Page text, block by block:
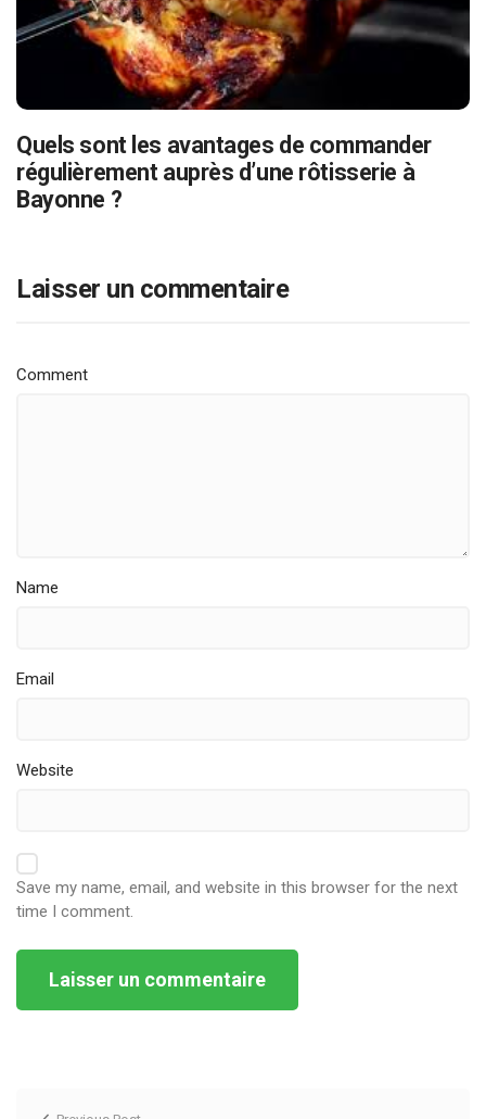
Quels sont les avantages de commander
régulièrement auprès d’une rôtisserie à
Bayonne ?
Laisser un commentaire
Comment
Name
Email
Website
Save my name, email, and website in this browser for the next
time I comment.